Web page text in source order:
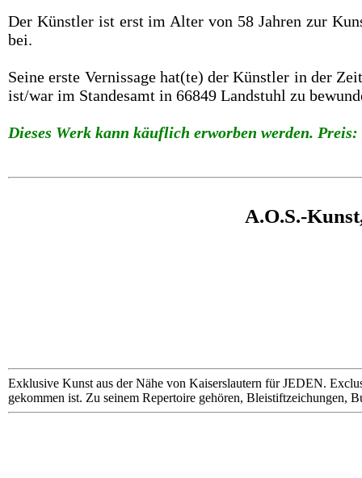
Der Künstler ist erst im Alter von 58 Jahren zur
bei.
Seine erste Vernissage hat(te) der Künstler in der
ist/war im Standesamt in 66849 Landstuhl zu
Dieses Werk kann käuflich erworben werden. Preis:
A.O.S.-
Exklusive Kunst aus der Nähe von Kaiserslautern für JEDEN.
gekommen ist. Zu seinem Repertoire gehören, Bleistiftzeichungen,